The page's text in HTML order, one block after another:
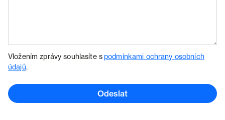
Vložením zprávy souhlasíte spodmínkami ochrany osobních
údajů.
Odeslat